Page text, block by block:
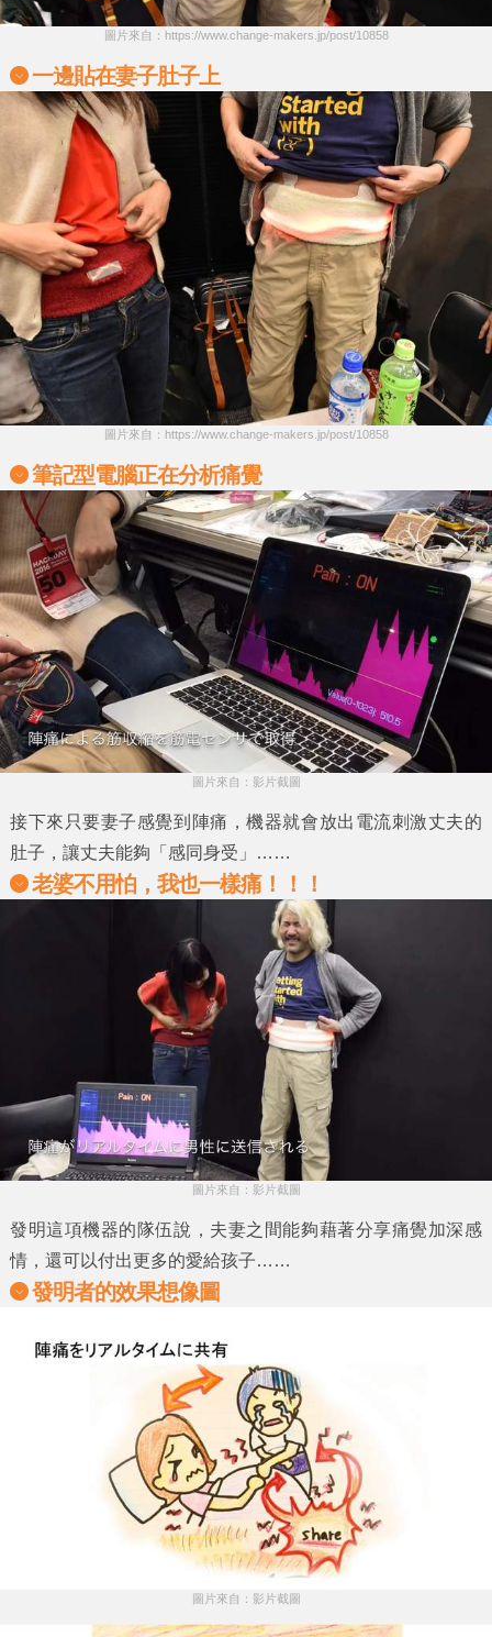
圖片來自：https://www.change-makers.jp/post/10858
一邊貼在妻子肚子上
圖片來自：https://www.change-makers.jp/post/10858
筆記型電腦正在分析痛覺
圖片來自：影片截圖
接下來只要妻子感覺到陣痛，機器就會放出電流刺激丈夫的
肚子，讓丈夫能夠「感同身受」……
老婆不用怕，我也一樣痛！！！
圖片來自：影片截圖
發明這項機器的隊伍說，夫妻之間能夠藉著分享痛覺加深感
情，還可以付出更多的愛給孩子……
發明者的效果想像圖
圖片來自：影片截圖